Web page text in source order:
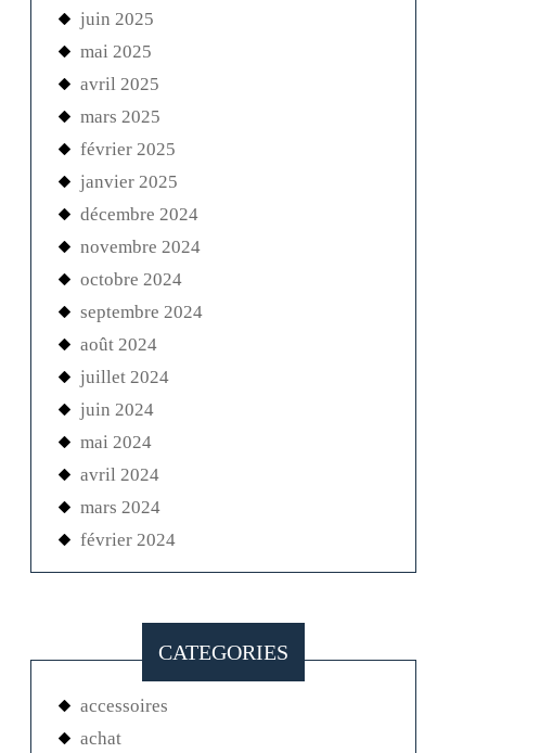
juin 2025
mai 2025
avril 2025
mars 2025
février 2025
janvier 2025
décembre 2024
novembre 2024
octobre 2024
septembre 2024
août 2024
juillet 2024
juin 2024
mai 2024
avril 2024
mars 2024
février 2024
CATEGORIES
accessoires
achat